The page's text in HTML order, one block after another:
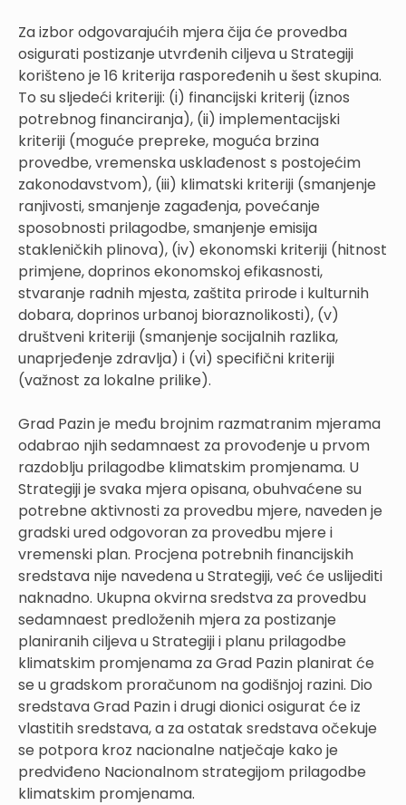
Za izbor odgovarajućih mjera čija će provedba
osigurati postizanje utvrđenih ciljeva u Strategiji
korišteno je 16 kriterija raspoređenih u šest skupina.
To su sljedeći kriteriji: (i) financijski kriterij (iznos
potrebnog financiranja), (ii) implementacijski
kriteriji (moguće prepreke, moguća brzina
provedbe, vremenska usklađenost s postojećim
zakonodavstvom), (iii) klimatski kriteriji (smanjenje
ranjivosti, smanjenje zagađenja, povećanje
sposobnosti prilagodbe, smanjenje emisija
stakleničkih plinova), (iv) ekonomski kriteriji (hitnost
primjene, doprinos ekonomskoj efikasnosti,
stvaranje radnih mjesta, zaštita prirode i kulturnih
dobara, doprinos urbanoj bioraznolikosti), (v)
društveni kriteriji (smanjenje socijalnih razlika,
unaprjeđenje zdravlja) i (vi) specifični kriteriji
(važnost za lokalne prilike).
Grad Pazin je među brojnim razmatranim mjerama
odabrao njih sedamnaest za provođenje u prvom
razdoblju prilagodbe klimatskim promjenama. U
Strategiji je svaka mjera opisana, obuhvaćene su
potrebne aktivnosti za provedbu mjere, naveden je
gradski ured odgovoran za provedbu mjere i
vremenski plan. Procjena potrebnih financijskih
sredstava nije navedena u Strategiji, već će uslijediti
naknadno. Ukupna okvirna sredstva za provedbu
sedamnaest predloženih mjera za postizanje
planiranih ciljeva u Strategiji i planu prilagodbe
klimatskim promjenama za Grad Pazin planirat će
se u gradskom proračunom na godišnjoj razini. Dio
sredstava Grad Pazin i drugi dionici osigurat će iz
vlastitih sredstava, a za ostatak sredstava očekuje
se potpora kroz nacionalne natječaje kako je
predviđeno Nacionalnom strategijom prilagodbe
klimatskim promjenama.